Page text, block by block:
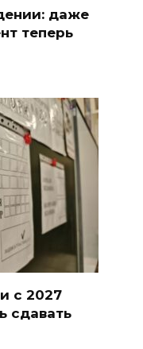
даже
теперь
с 2027
сдавать